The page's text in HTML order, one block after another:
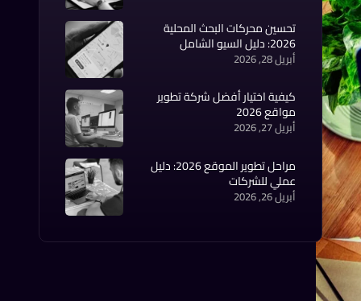
تحسين محركات البحث المحلية
2026: دليل السيو الشامل
أبريل 28, 2026
كيفية اختيار أفضل شركة تطوير
مواقع 2026
أبريل 27, 2026
مراحل تطوير الموقع 2026: دليل
عملي للشركات
أبريل 26, 2026